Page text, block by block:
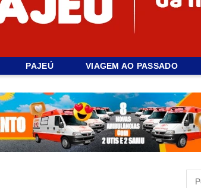
PAJEÚ VIAGEM AO PASSADO